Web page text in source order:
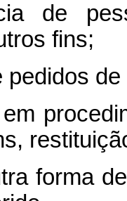
de
fins;
pedidos
forma